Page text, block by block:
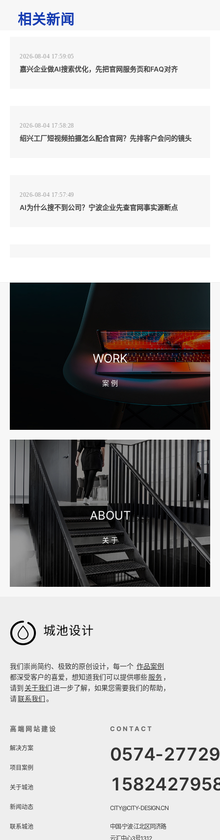
相关新闻
2026-08-04 17:59:05
嘉兴企业做AI搜索优化，先把官网服务页和FAQ对齐
2026-08-04 17:58:28
绍兴工厂短视频拍摄怎么配合官网？先排客户会问的镜头
2026-08-04 17:57:49
AI为什么搜不到公司？宁波企业先查官网事实源断点
宁波高端网站建设公司推荐，移动端验收别放到最后
宁波网站建设报价怎么看？合同、源码和后台要先写清
2026-08-04 17:55:09
宁波制造业网站建设公司怎么选？先看产品询盘字段
2026-08-02 17:58:44
工厂短视频拍摄后，怎样放进官网帮助客户判断实力
WORK
案 例
ABOUT
关 于

我们崇尚简约、极致的原创设计，每一个 作品案例
都深受客户的喜爱，想知道我们可以提供哪些服务 ，
请到 关于我们进一步了解，如果您需要我们的帮助，
请联系我们。
高端网站建设
解决方案
项目案例
关于城池
新闻动态
联系城池
CONTACT
0574-
CITY@CITY-DESIGN.CN
中国·宁波·江北区同济路
云汇中心3号1312